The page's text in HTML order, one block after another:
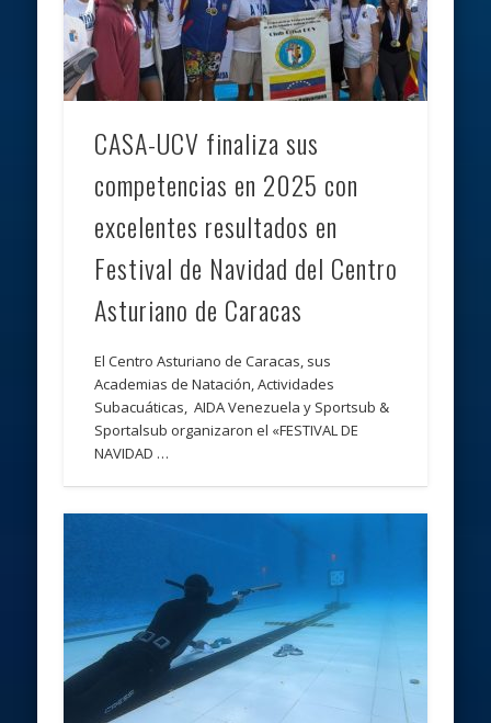
CASA-UCV finaliza sus
competencias en 2025 con
excelentes resultados en
Festival de Navidad del Centro
Asturiano de Caracas
El Centro Asturiano de Caracas, sus
Academias de Natación, Actividades
Subacuáticas, AIDA Venezuela y Sportsub &
Sportalsub organizaron el «FESTIVAL DE
NAVIDAD …